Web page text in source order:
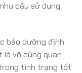
cầu sử dụng
bảo dưỡng định
là vô cùng quan
tình trạng tốt